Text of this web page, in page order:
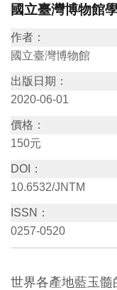
覽
資
訊
教
活
版
國立臺灣博物館
作者：
國立臺灣博物館
出版日期：
2020-06-01
價格：
150元
DOI：
10.6532/JNTM
ISSN：
0257-0520
世界各產地藍玉